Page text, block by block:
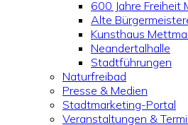
600 Jahre Freiheit
Alte
Kunsthaus
Neandertalhalle
Stadtführungen
Naturfreibad
Presse & Medien
Stadtmarketing-Portal
Veranstaltungen &